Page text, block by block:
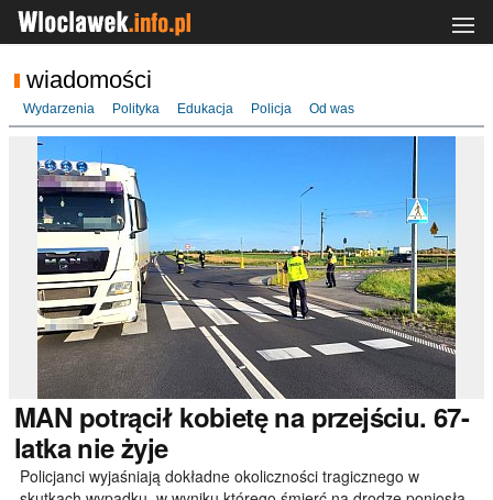
wiadomości
Wydarzenia Polityka Edukacja Policja Od was
MAN potrącił kobietę na przejściu. 67-
latka nie żyje
Policjanci wyjaśniają dokładne okoliczności tragicznego w